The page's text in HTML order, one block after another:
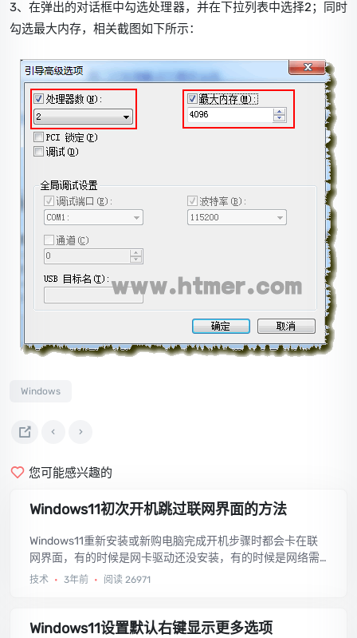
3、在弹出的对话框中勾选处理器，并在下拉列表中选择2；同时
勾选最大内存，相关截图如下所示：
Windows
您可能感兴趣的
Windows11初次开机跳过联网界面的方法
Windows11重新安装或新购电脑完成开机步骤时都会卡在联
网界面，有的时候是网卡驱动还没安装，有的时候是网络需
要网页认证（不知道微软怎么想的，非要联网，还跳不过此
技术 • 3年前 • 阅读 26971
Windows11设置默认右键显示更多选项